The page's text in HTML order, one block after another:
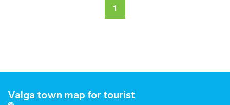
1
Valga town map for tourist